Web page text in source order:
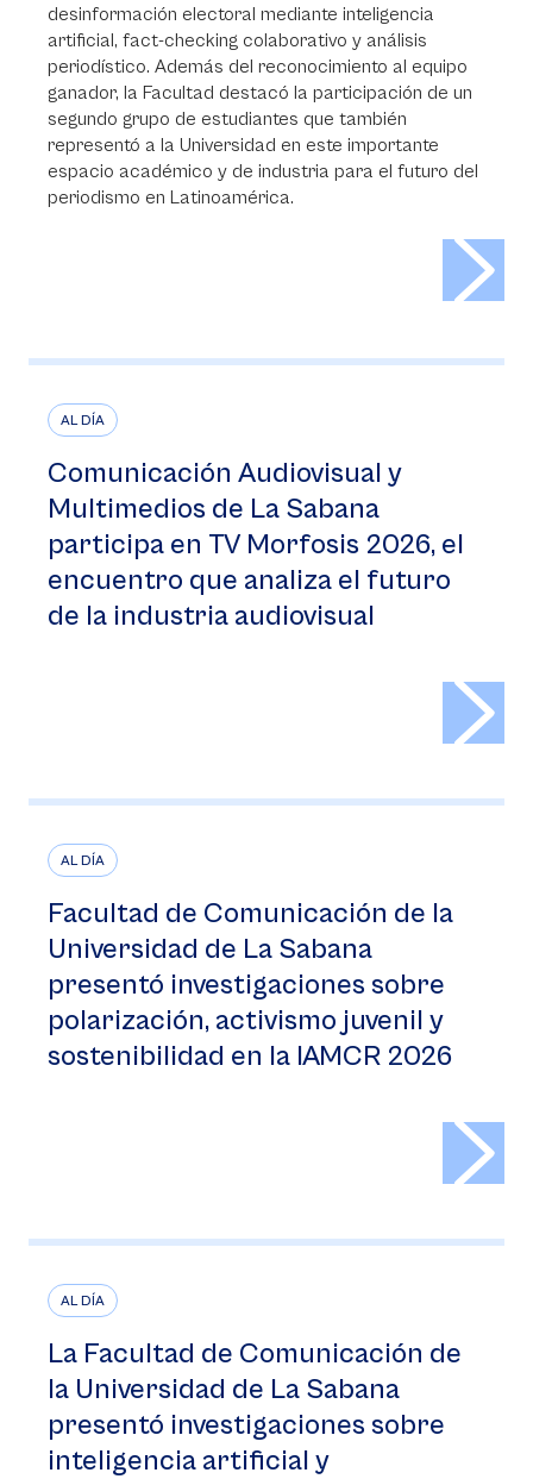
desinformación electoral mediante inteligencia
artificial, fact-checking colaborativo y análisis
periodístico. Además del reconocimiento al equipo
ganador, la Facultad destacó la participación de un
segundo grupo de estudiantes que también
representó a la Universidad en este importante
espacio académico y de industria para el futuro del
periodismo en Latinoamérica.
AL DÍA
Comunicación Audiovisual y
Multimedios de La Sabana
participa en TV Morfosis 2026, el
encuentro que analiza el futuro
de la industria audiovisual
AL DÍA
Facultad de Comunicación de la
Universidad de La Sabana
presentó investigaciones sobre
polarización, activismo juvenil y
sostenibilidad en la IAMCR 2026
AL DÍA
La Facultad de Comunicación de
la Universidad de La Sabana
presentó investigaciones sobre
inteligencia artificial y